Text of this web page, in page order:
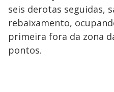
seis derotas seguidas,
rebaixamento,
primeira fora da zona
pontos.